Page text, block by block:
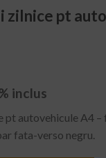
zilnice pt
inclus
pt autovehicule A4
fata-verso negru.